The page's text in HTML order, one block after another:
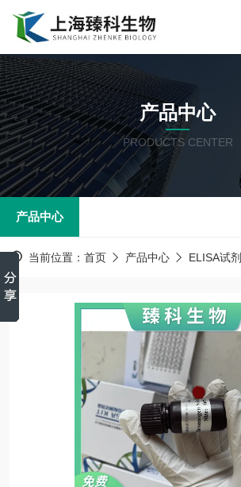
产品中心
PRODUCTS CENTER
产品中心
当前位置： 首页 产品中心 ELISA试